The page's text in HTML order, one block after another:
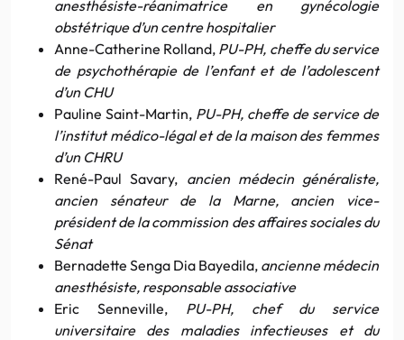
anesthésiste-réanimatrice en gynécologie
obstétrique d’un centre hospitalier
Anne-Catherine Rolland, PU-PH, cheffe du service
de psychothérapie de l’enfant et de l’adolescent
d’un CHU
Pauline Saint-Martin, PU-PH, cheffe de service de
l’institut médico-légal et de la maison des femmes
d’un CHRU
René-Paul Savary, ancien médecin généraliste,
ancien sénateur de la Marne, ancien vice-
président de la commission des affaires sociales du
Sénat
Bernadette Senga Dia Bayedila, ancienne médecin
anesthésiste, responsable associative
Eric Senneville, PU-PH, chef du service
universitaire des maladies infectieuses et du